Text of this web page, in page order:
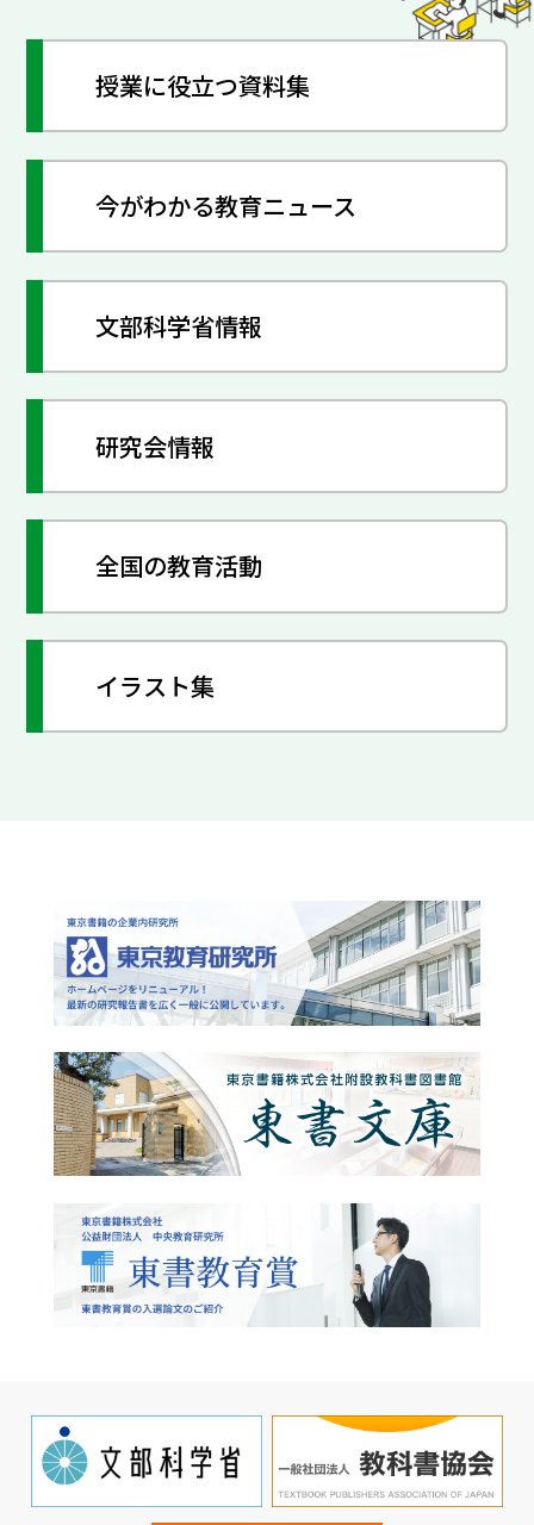
授業に役立つ資料集
今がわかる教育ニュース
文部科学省情報
研究会情報
全国の教育活動
イラスト集